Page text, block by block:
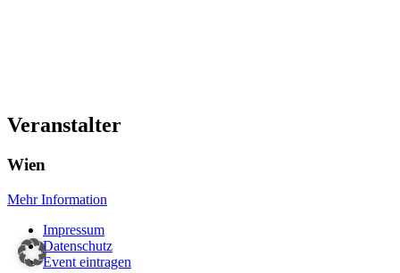
Veranstalter
Wien
Mehr Information
Impressum
Datenschutz
Event eintragen